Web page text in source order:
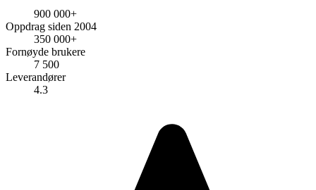
900 000+
Oppdrag siden 2004
350 000+
Fornøyde brukere
7 500
Leverandører
4.3